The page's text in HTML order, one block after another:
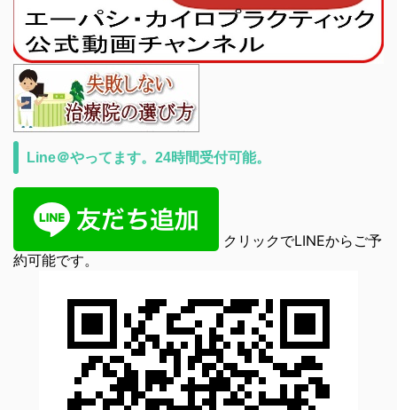
Line＠やってます。24時間受付可能。
クリックでLINEからご予
約可能です。